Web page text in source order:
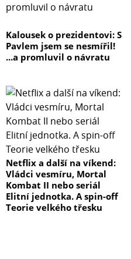
Kalousek o prezidentovi: S
Pavlem jsem se nesmířil!
...a promluvil o návratu
Netflix a další na víkend:
Vládci vesmíru, Mortal
Kombat II nebo seriál
Elitní jednotka. A spin-off
Teorie velkého třesku